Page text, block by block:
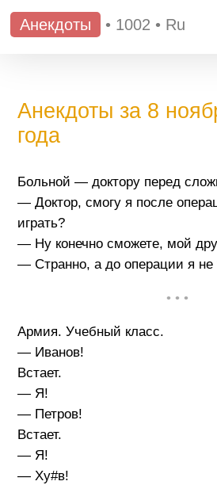
Анекдоты • 1002 • Ru
Анекдоты за 8
года
Больной — доктору перед
— Доктор, смогу я после
играть?
— Ну конечно сможете, мой
— Странно, а до операции я не
• • •
Армия. Учебный класс.
— Иванов!
Встает.
— Я!
— Петров!
Встает.
— Я!
— Ху#в!